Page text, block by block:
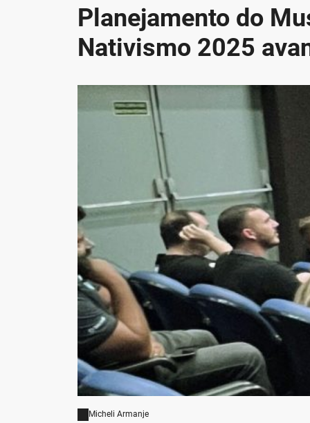
Planejamento do
Nativismo 2025
Micheli Armanje